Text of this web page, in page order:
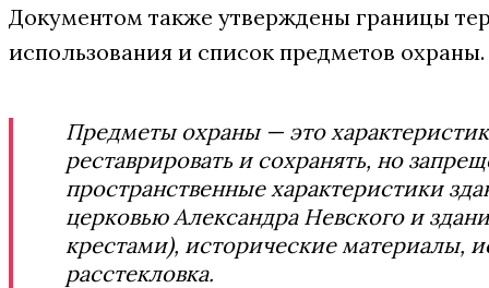
Документом также утверждены границы
использования и список предметов
Предметы охраны — это
реставрировать и сохранять, но
пространственные характеристики
церковью Александра Невского и
крестами), исторические материалы,
расстекловка.